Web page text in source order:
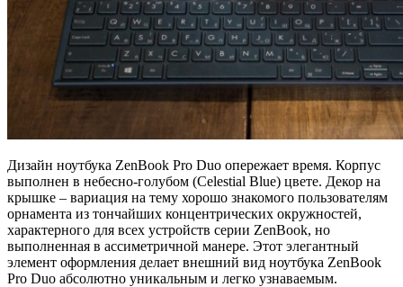
Дизайн ноутбука ZenBook Pro Duo опережает время. Корпус
выполнен в небесно-голубом (Celestial Blue) цвете. Декор на
крышке – вариация на тему хорошо знакомого пользователям
орнамента из тончайших концентрических окружностей,
характерного для всех устройств серии ZenBook, но
выполненная в ассиметричной манере. Этот элегантный
элемент оформления делает внешний вид ноутбука ZenBook
Pro Duo абсолютно уникальным и легко узнаваемым.